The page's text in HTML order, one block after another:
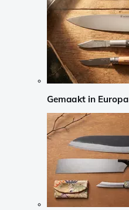
Gemaakt in Europa